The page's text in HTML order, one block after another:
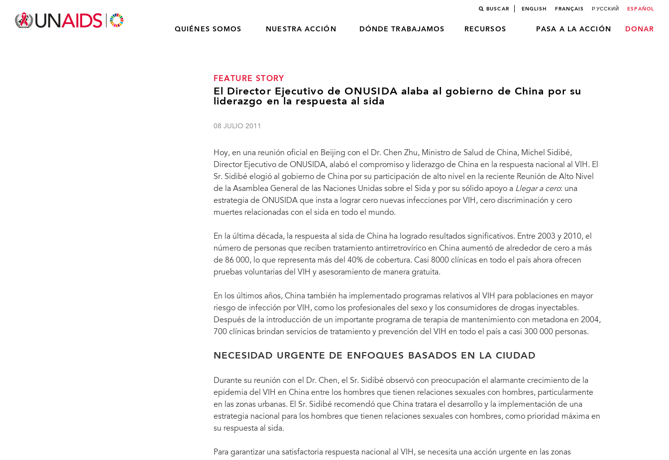
BUSCAR ENGLISH FRANÇAIS РУССКИЙ ESPAÑOL
QUIÉNES SOMOS NUESTRA ACCIÓN DÓNDE TRABAJAMOS RECURSOS PASA A LA ACCIÓN DONAR
FEATURE STORY
El Director Ejecutivo de ONUSIDA alaba al gobierno de China por su
liderazgo en la respuesta al sida
08 JULIO 2011
Hoy, en una reunión oficial en Beijing con el Dr. Chen Zhu, Ministro de Salud de China, Michel Sidibé,
Director Ejecutivo de ONUSIDA, alabó el compromiso y liderazgo de China en la respuesta nacional al VIH. El
Sr. Sidibé elogió al gobierno de China por su participación de alto nivel en la reciente Reunión de Alto Nivel
de la Asamblea General de las Naciones Unidas sobre el Sida y por su sólido apoyo a Llegar a cero: una
estrategia de ONUSIDA que insta a lograr cero nuevas infecciones por VIH, cero discriminación y cero
muertes relacionadas con el sida en todo el mundo.
En la última década, la respuesta al sida de China ha logrado resultados significativos. Entre 2003 y 2010, el
número de personas que reciben tratamiento antirretrovírico en China aumentó de alrededor de cero a más
de 86 000, lo que representa más del 40% de cobertura. Casi 8000 clínicas en todo el país ahora ofrecen
pruebas voluntarias del VIH y asesoramiento de manera gratuita.
En los últimos años, China también ha implementado programas relativos al VIH para poblaciones en mayor
riesgo de infección por VIH, como los profesionales del sexo y los consumidores de drogas inyectables.
Después de la introducción de un importante programa de terapia de mantenimiento con metadona en 2004,
700 clínicas brindan servicios de tratamiento y prevención del VIH en todo el país a casi 300 000 personas.
NECESIDAD URGENTE DE ENFOQUES BASADOS EN LA CIUDAD
Durante su reunión con el Dr. Chen, el Sr. Sidibé observó con preocupación el alarmante crecimiento de la
epidemia del VIH en China entre los hombres que tienen relaciones sexuales con hombres, particularmente
en las zonas urbanas. El Sr. Sidibé recomendó que China tratara el desarrollo y la implementación de una
estrategia nacional para los hombres que tienen relaciones sexuales con hombres, como prioridad máxima en
su respuesta al sida.
Para garantizar una satisfactoria respuesta nacional al VIH, se necesita una acción urgente en las zonas